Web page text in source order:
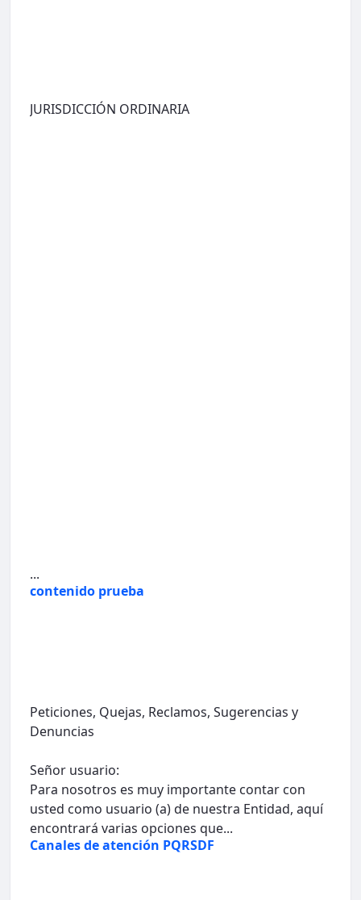
JURISDICCIÓN ORDINARIA
...
contenido prueba
Peticiones, Quejas, Reclamos, Sugerencias y
Denuncias
Señor usuario:
Para nosotros es muy importante contar con
usted como usuario (a) de nuestra Entidad, aquí
encontrará varias opciones que...
Canales de atención PQRSDF